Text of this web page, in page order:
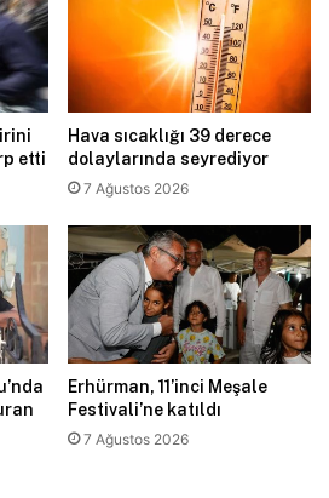
etti
Hava sıcaklığı 39 derece
dolaylarında seyrediyor
7 Ağustos 2026
Erhürman, 11’inci Meşale
Festivali’ne katıldı
7 Ağustos 2026